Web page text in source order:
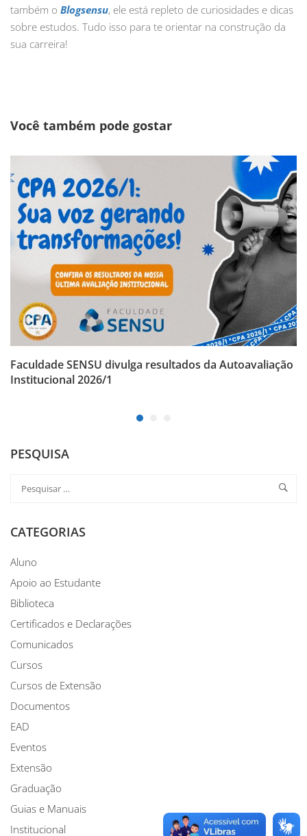
também o Blogsensu, ele está repleto de curiosidades e dicas
sobre estudos. Tudo isso para te orientar na construção da
sua carreira!
Você também pode gostar
Faculdade SENSU divulga resultados da Autoavaliação
Institucional 2026/1
PESQUISA
CATEGORIAS
Aluno
Apoio ao Estudante
Biblioteca
Certificados e Declarações
Comunicados
Cursos
Cursos de Extensão
Documentos
EAD
Eventos
Extensão
Graduação
Guias e Manuais
Institucional